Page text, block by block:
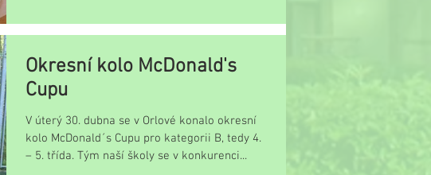
Okresní kolo McDonald's
Cupu
V úterý 30. dubna se v Orlové konalo okresní
kolo McDonald´s Cupu pro kategorii B, tedy 4.
– 5. třída. Tým naší školy se v konkurenci...